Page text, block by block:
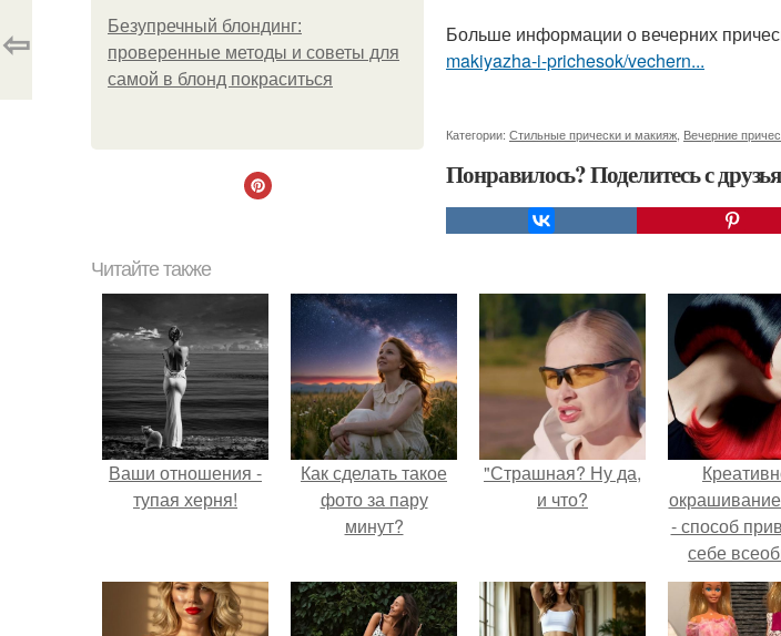
Безупречный блондинг:
проверенные методы и советы для
самой в блонд покраситься
Больше информации о вечерних
makiyazha-i-prichesok/vechern...
Категории: Стильные прически и макияж Вечерние
Понравилось? Поделитесь с
⇦
Читайте также
Ваши отношения -
тупая херня!
Как сделать такое
фото за пару
минут?
"Страшная? Ну да,
и что?
- способ
себе